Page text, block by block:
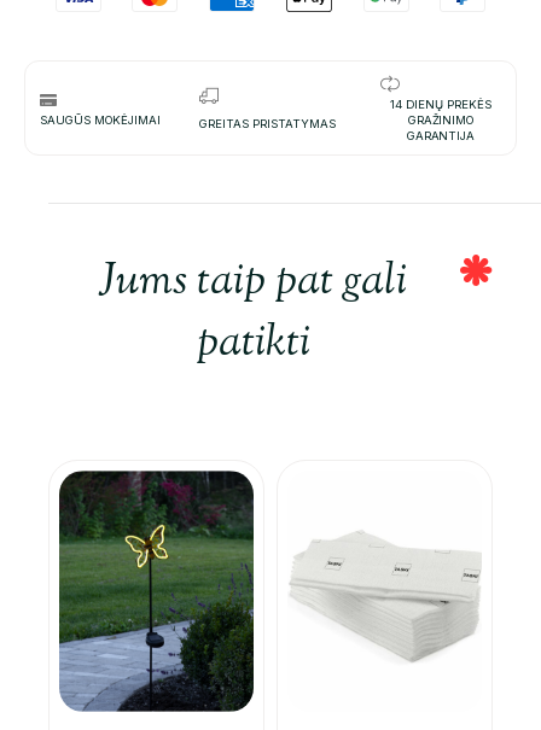
SAUGŪS MOKĖJIMAI GREITAS PRISTATYMAS
14 DIENŲ PREKĖS
GRAŽINIMO
GARANTIJA
Jums taip pat gali
patikti